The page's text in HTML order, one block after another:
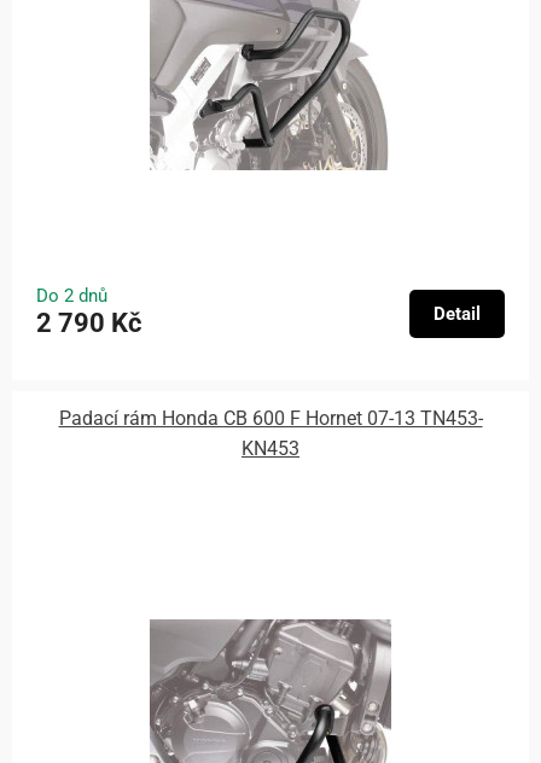
Do 2 dnů
2 790 Kč Detail
Padací rám Honda CB 600 F Hornet 07-13 TN453-
KN453